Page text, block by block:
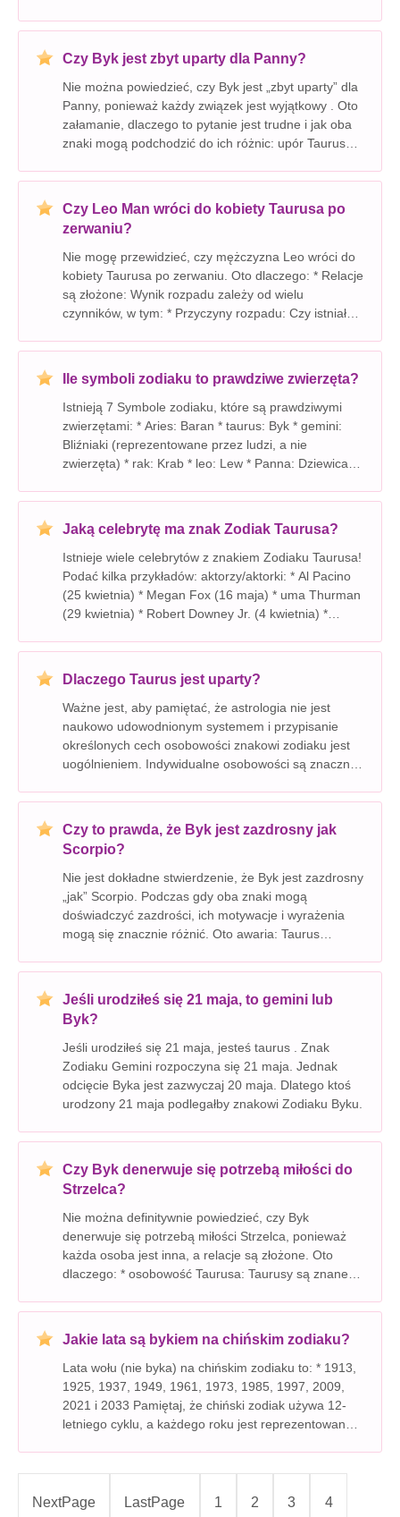
Scorpio i Taurusa: * Silne połączenie: Znaki te mają n
Czy Byk jest zbyt uparty dla Panny?
Nie można powiedzieć, czy Byk jest „zbyt uparty” dla
Panny, ponieważ każdy związek jest wyjątkowy . Oto
załamanie, dlaczego to pytanie jest trudne i jak oba
znaki mogą podchodzić do ich różnic: upór Taurusa:
praktyczności, stabilności i uziemionej n
Czy Leo Man wróci do kobiety Taurusa po
zerwaniu?
Nie mogę przewidzieć, czy mężczyzna Leo wróci do
kobiety Taurusa po zerwaniu. Oto dlaczego: * Relacje
są złożone: Wynik rozpadu zależy od wielu
czynników, w tym: * Przyczyny rozpadu: Czy istniały
Czy to kwestia problemów komunikacyjnych, czy coś
Ile symboli zodiaku to prawdziwe zwierzęta?
Istnieją 7 Symbole zodiaku, które są prawdziwymi
zwierzętami: * Aries: Baran * taurus: Byk * gemini:
Bliźniaki (reprezentowane przez ludzi, a nie
zwierzęta) * rak: Krab * leo: Lew * Panna: Dziewica
Skale (nie zwierzę) * Scorpio
Jaką celebrytę ma znak Zodiak Taurusa?
Istnieje wiele celebrytów z znakiem Zodiaku Taurusa!
Podać kilka przykładów: aktorzy/aktorki: * Al Pacino
(25 kwietnia) * Megan Fox (16 maja) * uma Thurman
(29 kwietnia) * Robert Downey Jr. (4 kwietnia) *
muzycy: * Adele
Dlaczego Taurus jest uparty?
Ważne jest, aby pamiętać, że astrologia nie jest
naukowo udowodnionym systemem i przypisanie
określonych cech osobowości znakowi zodiaku jest
uogólnieniem. Indywidualne osobowości są znacznie
powiedziawszy, stereotyp był uparty, wynika z kilku
Czy to prawda, że ​​Byk jest zazdrosny jak
Scorpio?
Nie jest dokładne stwierdzenie, że Byk jest zazdrosny
„jak” Scorpio. Podczas gdy oba znaki mogą
doświadczyć zazdrości, ich motywacje i wyrażenia
mogą się znacznie różnić. Oto awaria: Taurus
znakiem Ziemi znanym z uziemionej, stabilnej natury
Jeśli urodziłeś się 21 maja, to gemini lub
Byk?
Jeśli urodziłeś się 21 maja, jesteś taurus . Znak
Zodiaku Gemini rozpoczyna się 21 maja. Jednak
odcięcie Byka jest zazwyczaj 20 maja. Dlatego ktoś
urodzony 21 maja podlegałby znakowi Zodiaku Byku.
Czy Byk denerwuje się potrzebą miłości do
Strzelca?
Nie można definitywnie powiedzieć, czy Byk
denerwuje się potrzebą miłości Strzelca, ponieważ
każda osoba jest inna, a relacje są złożone. Oto
dlaczego: * osobowość Taurusa: Taurusy są znane z
doceniają stabilność i bezpieczeństwo w związkach.
Jakie lata są bykiem na chińskim zodiaku?
Lata wołu (nie byka) na chińskim zodiaku to: * 1913,
1925, 1937, 1949, 1961, 1973, 1985, 1997, 2009,
2021 i 2033 Pamiętaj, że chiński zodiak używa 12-
letniego cyklu, a każdego roku jest reprezentowany
NextPage LastPage 1 2 3 4